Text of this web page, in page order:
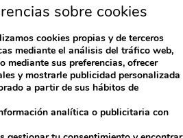
sobre cookies
cookies propias y de terceros
mediante el análisis del tráfico web,
mediante sus preferencias, ofrecer
y mostrarle publicidad personalizada
a partir de sus hábitos de
analítica o publicitaria con